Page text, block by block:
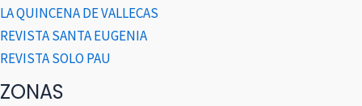
LA QUINCENA DE VALLECAS
REVISTA SANTA EUGENIA
REVISTA SOLO PAU
ZONAS